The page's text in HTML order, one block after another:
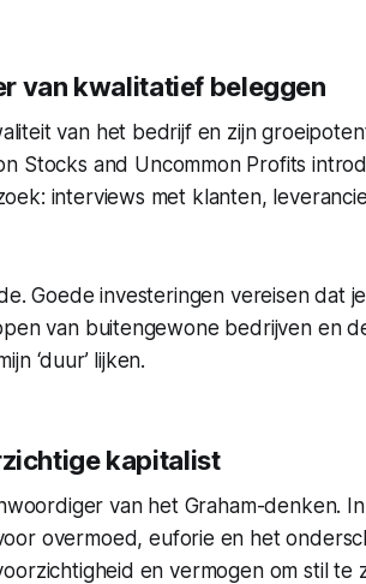
van kwalitatief beleggen
van het bedrijf en zijn
Stocks and Uncommon Profits
interviews met klanten,
Goede investeringen vereisen dat
van buitengewone bedrijven en
‘duur’ lijken.
kapitalist
van het Graham-denken.
overmoed, euforie en het
en vermogen om stil te